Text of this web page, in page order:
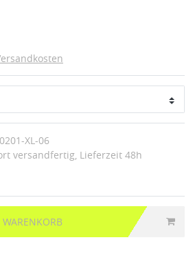
XL-06
versandfertig, Lieferzeit 48h